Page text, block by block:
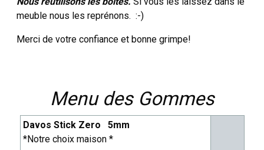
meuble nous les reprénons. :-)
Merci de votre confiance et bonne grimpe!
Menu des Gommes
Davos Stick Zero 5mm
*Notre choix maison *